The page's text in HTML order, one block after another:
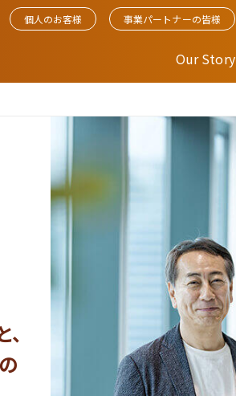
個人のお客様 事業パートナーの皆様
Our Story